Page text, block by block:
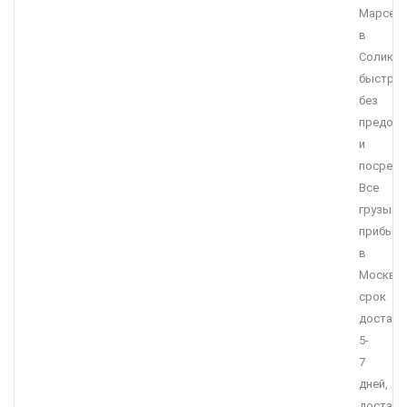
в
быстро,
без
и
Все
грузы
в
Москву,
срок
5-
7
дней,